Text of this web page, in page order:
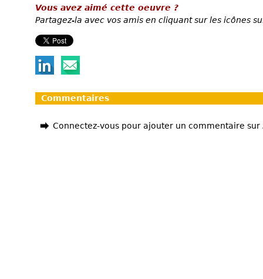
Vous avez aimé cette oeuvre ?
Partagez-la avec vos amis en cliquant sur les icônes
Commentaires
Connectez-vous pour ajouter un commentaire sur